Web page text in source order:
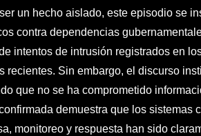
un hecho aislado, este episodio se
contra dependencias
intentos de intrusión registrados en
recientes. Sin embargo, el discurso
que no se ha comprometido
demuestra que los sistemas
monitoreo y respuesta han sido